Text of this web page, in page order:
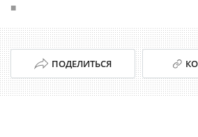
■
ПОДЕЛИТЬСЯ